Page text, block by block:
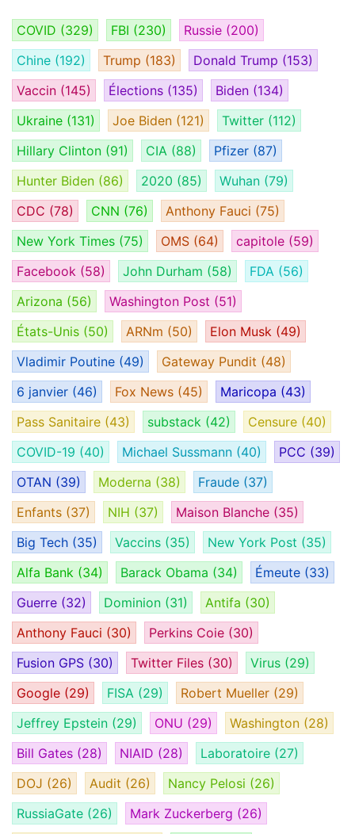
COVID (329) FBI (230) Russie (200)
Chine (192) Trump (183) Donald Trump (153)
Vaccin (145) Élections (135) Biden (134)
Ukraine (131) Joe Biden (121) Twitter (112)
Hillary Clinton (91) CIA (88) Pfizer (87)
Hunter Biden (86) 2020 (85) Wuhan (79)
CDC (78) CNN (76) Anthony Fauci (75)
New York Times (75) OMS (64) capitole (59)
Facebook (58) John Durham (58) FDA (56)
Arizona (56) Washington Post (51)
États-Unis (50) ARNm (50) Elon Musk (49)
Vladimir Poutine (49) Gateway Pundit (48)
6 janvier (46) Fox News (45) Maricopa (43)
Pass Sanitaire (43) substack (42) Censure (40)
COVID-19 (40) Michael Sussmann (40) PCC (39)
OTAN (39) Moderna (38) Fraude (37)
Enfants (37) NIH (37) Maison Blanche (35)
Big Tech (35) Vaccins (35) New York Post (35)
Alfa Bank (34) Barack Obama (34) Émeute (33)
Guerre (32) Dominion (31) Antifa (30)
Anthony Fauci (30) Perkins Coie (30)
Fusion GPS (30) Twitter Files (30) Virus (29)
Google (29) FISA (29) Robert Mueller (29)
Jeffrey Epstein (29) ONU (29) Washington (28)
Bill Gates (28) NIAID (28) Laboratoire (27)
DOJ (26) Audit (26) Nancy Pelosi (26)
RussiaGate (26) Mark Zuckerberg (26)